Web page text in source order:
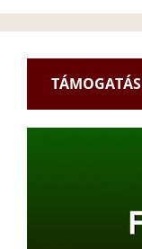
TÁMOGATÁS